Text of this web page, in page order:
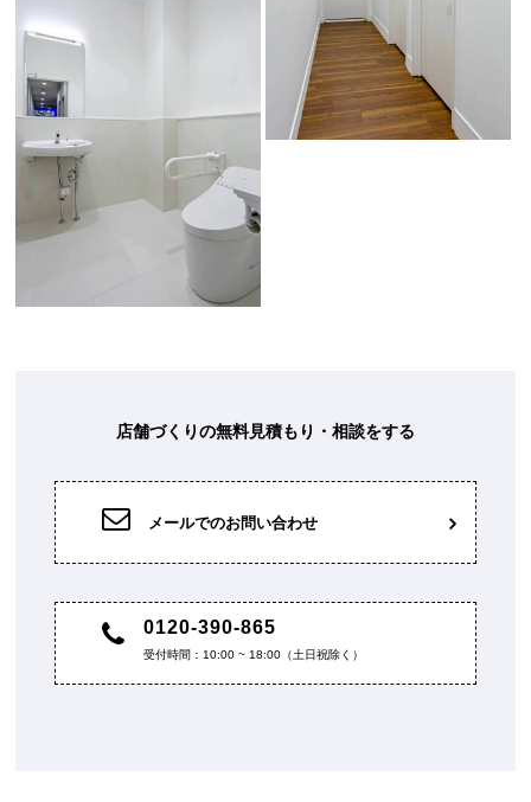
店舗づくりの無料見積もり・相談をする
メールでのお問い合わせ
0120-390-865
受付時間：10:00 ~ 18:00（土日祝除く）